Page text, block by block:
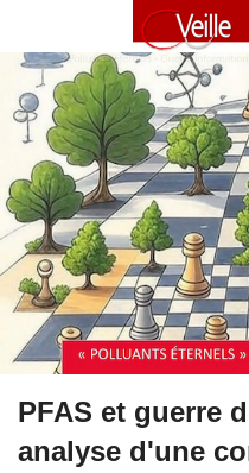
PFAS et guerre
analyse d'une